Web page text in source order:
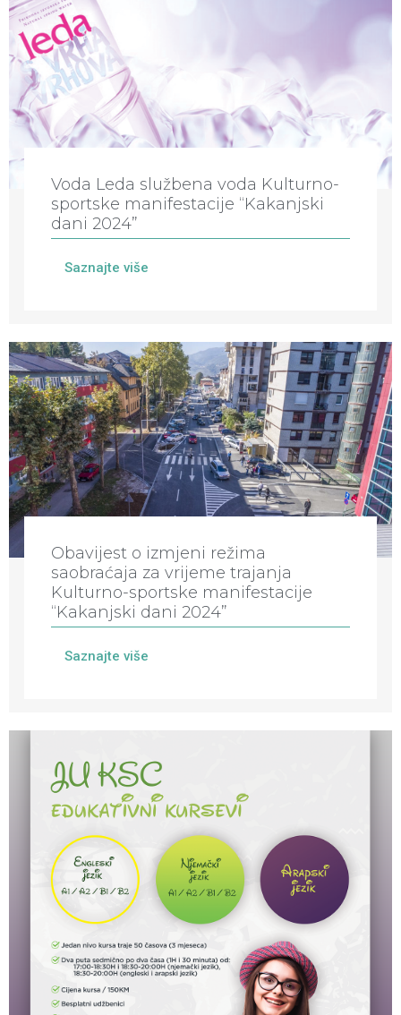
Voda Leda službena voda Kulturno-
sportske manifestacije “Kakanjski
dani 2024”
Saznajte više
Obavijest o izmjeni režima
saobraćaja za vrijeme trajanja
Kulturno-sportske manifestacije
“Kakanjski dani 2024”
Saznajte više